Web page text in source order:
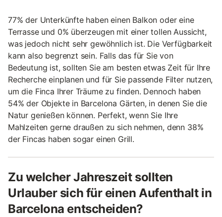
77% der Unterkünfte haben einen Balkon oder eine
Terrasse und 0% überzeugen mit einer tollen Aussicht,
was jedoch nicht sehr gewöhnlich ist. Die Verfügbarkeit
kann also begrenzt sein. Falls das für Sie von
Bedeutung ist, sollten Sie am besten etwas Zeit für Ihre
Recherche einplanen und für Sie passende Filter nutzen,
um die Finca Ihrer Träume zu finden. Dennoch haben
54% der Objekte in Barcelona Gärten, in denen Sie die
Natur genießen können. Perfekt, wenn Sie Ihre
Mahlzeiten gerne draußen zu sich nehmen, denn 38%
der Fincas haben sogar einen Grill.
Zu welcher Jahreszeit sollten
Urlauber sich für einen Aufenthalt in
Barcelona entscheiden?